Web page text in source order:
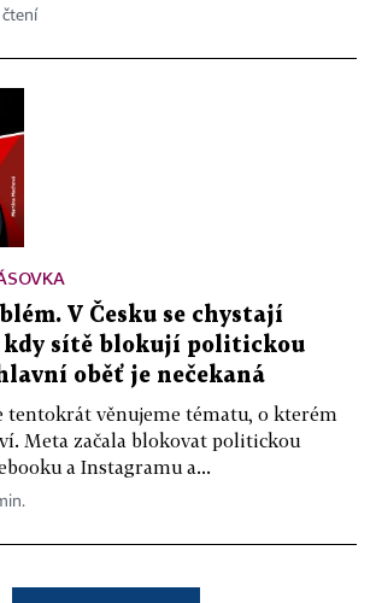
čtení
V Česku se chystají
kdy sítě blokují politickou
oběť je nečekaná
tentokrát věnujeme tématu, o kterém
Meta začala blokovat politickou
a Instagramu a...